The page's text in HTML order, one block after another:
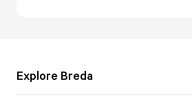
Explore Breda